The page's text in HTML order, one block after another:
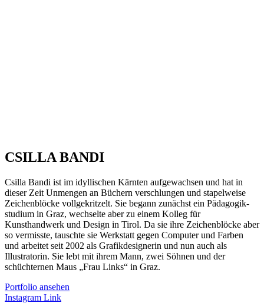
CSILLA BANDI
Csilla Bandi ist im idyllischen Kärnten aufgewachsen und hat in
dieser Zeit Unmengen an Büchern verschlungen und stapelweise
Zeichenblöcke vollgekritzelt. Sie begann zunächst ein Pädagogik­
studium in Graz, wechselte aber zu einem Kolleg für
Kunsthandwerk und ­Design in Tirol. Da sie ihre Zeichenblöcke aber
so vermisste, tauschte sie Werkstatt gegen Computer und Farben
und arbeitet seit 2002 als Grafikdesignerin und nun auch als
Illustratorin. Sie lebt mit ihrem Mann, zwei Söhnen und der
schüchternen Maus „Frau Links“ in Graz.
Portfolio ansehen
Instagram Link